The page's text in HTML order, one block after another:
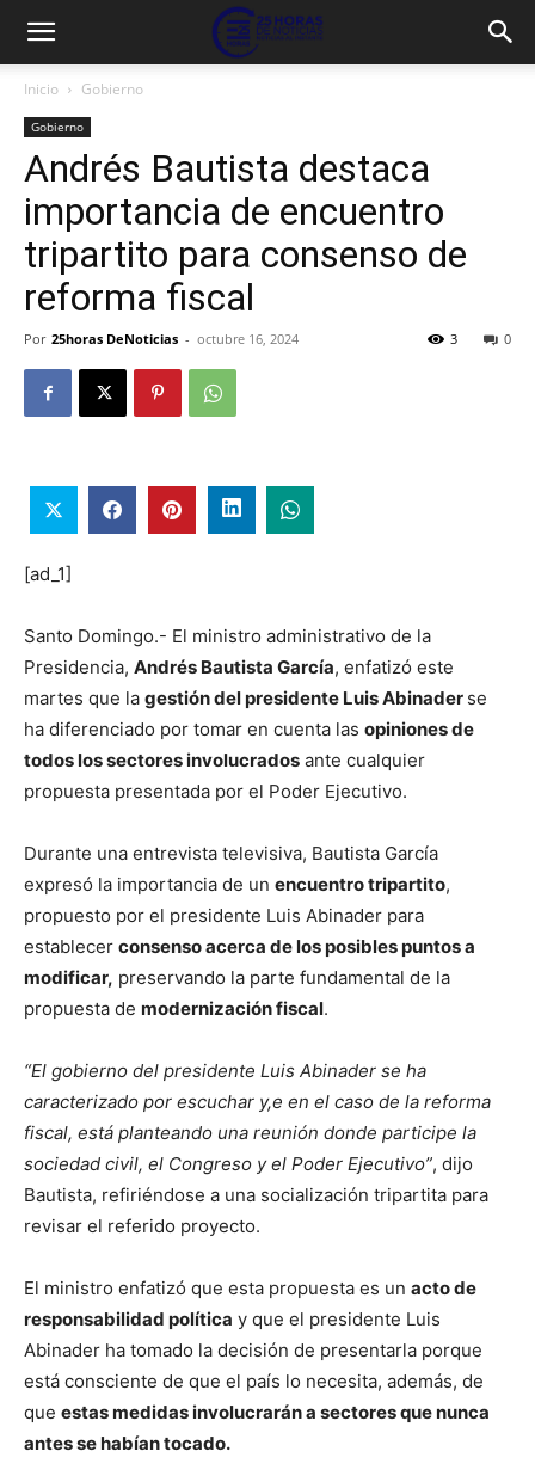
Inicio Gobierno
Gobierno
Andrés Bautista destaca
importancia de encuentro
tripartito para consenso de
reforma fiscal
Por 25horas DeNoticias - octubre 16, 2024 0
3
[ad_1]
Santo Domingo.- El ministro administrativo de la
Presidencia, Andrés Bautista García, enfatizó este
martes que la gestión del presidente Luis Abinader se
ha diferenciado por tomar en cuenta las opiniones de
todos los sectores involucrados ante cualquier
propuesta presentada por el Poder Ejecutivo.
Durante una entrevista televisiva, Bautista García
expresó la importancia de un encuentro tripartito,
propuesto por el presidente Luis Abinader para
establecer consenso acerca de los posibles puntos a
modificar, preservando la parte fundamental de la
propuesta de modernización fiscal.
“El gobierno del presidente Luis Abinader se ha
caracterizado por escuchar y,e en el caso de la reforma
fiscal, está planteando una reunión donde participe la
sociedad civil, el Congreso y el Poder Ejecutivo”, dijo
Bautista, refiriéndose a una socialización tripartita para
revisar el referido proyecto.
El ministro enfatizó que esta propuesta es un acto de
responsabilidad política y que el presidente Luis
Abinader ha tomado la decisión de presentarla porque
está consciente de que el país lo necesita, además, de
que estas medidas involucrarán a sectores que nunca
antes se habían tocado.